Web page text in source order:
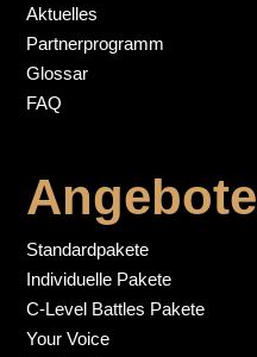
Aktuelles
Partnerprogramm
Glossar
FAQ
Angebote
Standardpakete
Individuelle Pakete
C-Level Battles Pakete
Your Voice